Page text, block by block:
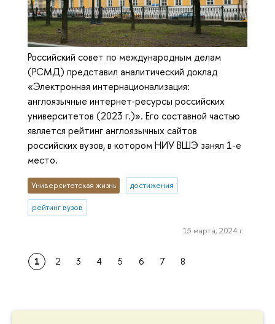
Российский совет по международным делам
(РСМД) представил аналитический доклад
«Электронная интернационализация:
англоязычные интернет-ресурсы российских
университетов (2023 г.)». Его составной частью
является рейтинг англоязычных сайтов
российских вузов, в котором НИУ ВШЭ занял 1-е
место.
Университетская жизнь достижения
рейтинг вузов
15 марта, 2024 г.
1 2 3 4 5 6 7 8